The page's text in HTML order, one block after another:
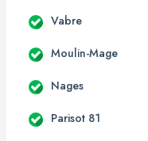
Vabre
Moulin-Mage
Nages
Parisot 81